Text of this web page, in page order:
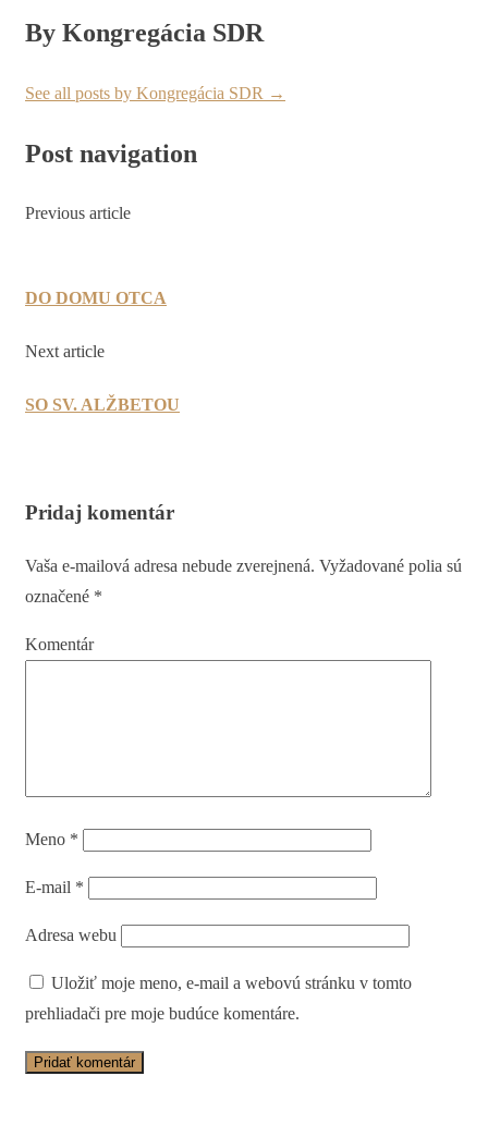
By Kongregácia SDR
See all posts by Kongregácia SDR →
Post navigation
Previous article
DO DOMU OTCA
Next article
SO SV. ALŽBETOU
Pridaj komentár
Vaša e-mailová adresa nebude zverejnená. Vyžadované polia sú
označené *
Komentár
Meno *
E-mail *
Adresa webu
Uložiť moje meno, e-mail a webovú stránku v tomto
prehliadači pre moje budúce komentáre.